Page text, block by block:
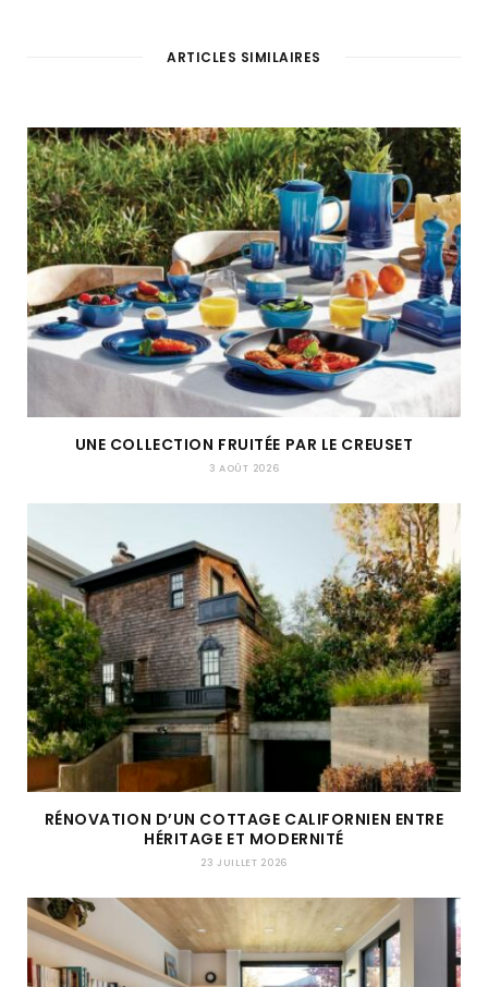
ARTICLES SIMILAIRES
UNE COLLECTION FRUITÉE PAR LE CREUSET
3 AOÛT 2026
RÉNOVATION D’UN COTTAGE CALIFORNIEN ENTRE
HÉRITAGE ET MODERNITÉ
23 JUILLET 2026